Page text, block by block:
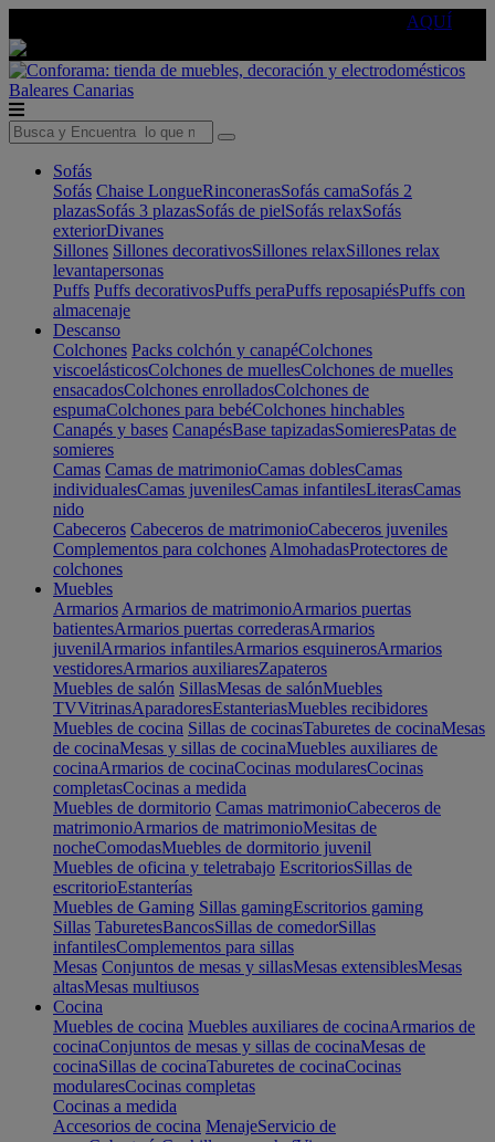
AQUÍ
Baleares Canarias
Sofás
Sofás Chaise LongueRinconerasSofás camaSofás 2
plazasSofás 3 plazasSofás de pielSofás relaxSofás
exteriorDivanes
Sillones Sillones decorativosSillones relaxSillones relax
levantapersonas
Puffs Puffs decorativosPuffs peraPuffs reposapiésPuffs con
almacenaje
Descanso
Colchones Packs colchón y canapéColchones
viscoelásticosColchones de muellesColchones de muelles
ensacadosColchones enrolladosColchones de
espumaColchones para bebéColchones hinchables
Canapés y bases CanapésBase tapizadasSomieresPatas de
somieres
Camas Camas de matrimonioCamas doblesCamas
individualesCamas juvenilesCamas infantilesLiterasCamas
nido
Cabeceros Cabeceros de matrimonioCabeceros juveniles
Complementos para colchones AlmohadasProtectores de
colchones
Muebles
Armarios Armarios de matrimonioArmarios puertas
batientesArmarios puertas correderasArmarios
juvenilArmarios infantilesArmarios esquinerosArmarios
vestidoresArmarios auxiliaresZapateros
Muebles de salón SillasMesas de salónMuebles
TVVitrinasAparadoresEstanteriasMuebles recibidores
Muebles de cocina Sillas de cocinasTaburetes de cocinaMesas
de cocinaMesas y sillas de cocinaMuebles auxiliares de
cocinaArmarios de cocinaCocinas modularesCocinas
completasCocinas a medida
Muebles de dormitorio Camas matrimonioCabeceros de
matrimonioArmarios de matrimonioMesitas de
nocheComodasMuebles de dormitorio juvenil
Muebles de oficina y teletrabajo EscritoriosSillas de
escritorioEstanterías
Muebles de Gaming Sillas gamingEscritorios gaming
Sillas TaburetesBancosSillas de comedorSillas
infantilesComplementos para sillas
Mesas Conjuntos de mesas y sillasMesas extensiblesMesas
altasMesas multiusos
Cocina
Muebles de cocina Muebles auxiliares de cocinaArmarios de
cocinaConjuntos de mesas y sillas de cocinaMesas de
cocinaSillas de cocinaTaburetes de cocinaCocinas
modularesCocinas completas
Cocinas a medida
Accesorios de cocina MenajeServicio de